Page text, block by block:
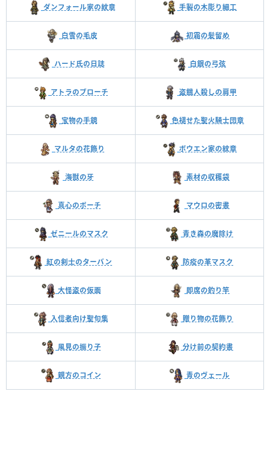
ダンフォール家の紋章 手製の木彫り細工
白雪の毛皮 初霜の髪留め
ハード氏の日誌 白銀の弓弦
アトラのブローチ 盗餓人殺しの肩甲
宝物の手鏡 色褪せた聖火騎士団章
マルタの花飾り ボウエン家の紋章
海獣の牙 素材の収穫袋
真心のポーチ マウロの密書
ゼニールのマスク 青き森の魔除け
紅の剣士のターバン 防疫の革マスク
大怪盗の仮面 即席の釣り竿
入信者向け聖句集 贈り物の花飾り
風見の振り子 分け前の契約書
親方のコイン 青のヴェール